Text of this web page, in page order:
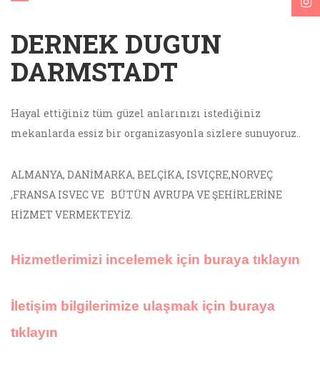
DERNEK DUGUN
DARMSTADT
Hayal ettiğiniz tüm güzel anlarınızı istediğiniz
mekanlarda essiz bir organizasyonla sizlere sunuyoruz..
ALMANYA, DANİMARKA, BELÇİKA, ISVIÇRE,NORVEÇ
,FRANSA ISVEC VE BÜTÜN AVRUPA VE ŞEHİRLERİNE
HİZMET VERMEKTEYİZ.
Hizmetlerimizi incelemek için buraya tıklayın
İletişim bilgilerimize ulaşmak için buraya
tıklayın